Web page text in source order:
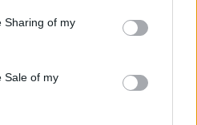
Sharing of my
Sale of my